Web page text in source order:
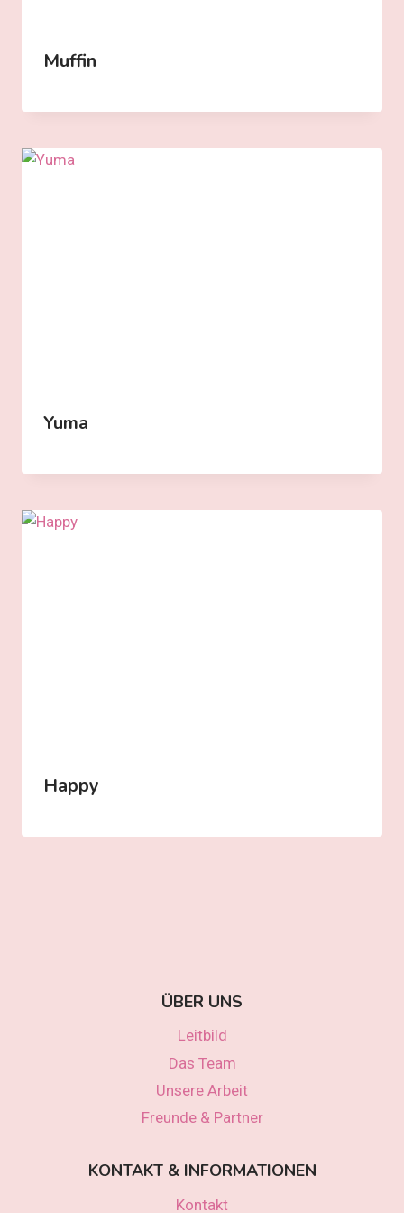
Muffin
Yuma
Happy
ÜBER UNS
Leitbild
Das Team
Unsere Arbeit
Freunde & Partner
KONTAKT & INFORMATIONEN
Kontakt